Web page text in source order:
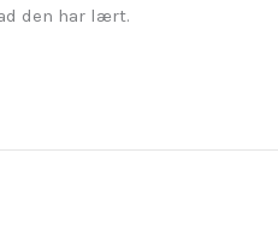
den har lært.